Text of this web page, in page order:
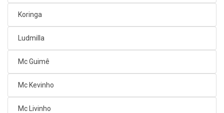
Koringa
Ludmilla
Mc Guimê
Mc Kevinho
Mc Livinho